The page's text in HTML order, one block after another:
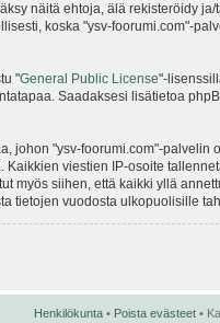
näitä ehtoja, älä rekisteröidy ja/
koska "ysv-foorumi.com"-
"General Public License"-
Saadaksesi lisätietoa
johon "ysv-foorumi.com"-palvelin
viestien IP-osoite
myös siihen, että kaikki yllä
tietojen vuodosta ulkopuolisille
Henkilökunta • Poista evästeet •